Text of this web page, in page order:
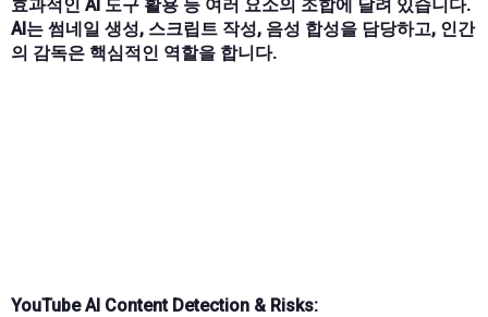
효과적인 AI 도구 활용 등 여러 요소의 조합에 달려 있습니다.
AI는 썸네일 생성, 스크립트 작성, 음성 합성을 담당하고, 인간
의 감독은 핵심적인 역할을 합니다.
YouTube AI Content Detection & Risks: